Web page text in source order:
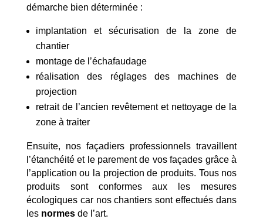
démarche bien déterminée :
implantation et sécurisation de la zone de
chantier
montage de l’échafaudage
réalisation des réglages des machines de
projection
retrait de l’ancien revêtement et nettoyage de la
zone à traiter
Ensuite, nos façadiers professionnels travaillent
l’étanchéité et le parement de vos façades grâce à
l’application ou la projection de produits. Tous nos
produits sont conformes aux les mesures
écologiques car nos chantiers sont effectués dans
les normesde l’art.